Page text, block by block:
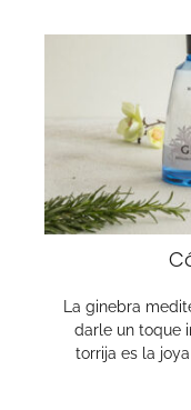
La ginebra
darle un toque
torrija es la